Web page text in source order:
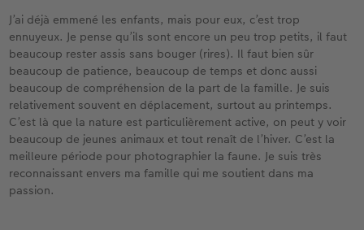
J’ai déjà emmené les enfants, mais pour eux, c’est trop
ennuyeux. Je pense qu’ils sont encore un peu trop petits, il faut
beaucoup rester assis sans bouger (rires). Il faut bien sûr
beaucoup de patience, beaucoup de temps et donc aussi
beaucoup de compréhension de la part de la famille. Je suis
relativement souvent en déplacement, surtout au printemps.
C’est là que la nature est particulièrement active, on peut y voir
beaucoup de jeunes animaux et tout renaît de l’hiver. C’est la
meilleure période pour photographier la faune. Je suis très
reconnaissant envers ma famille qui me soutient dans ma
passion.